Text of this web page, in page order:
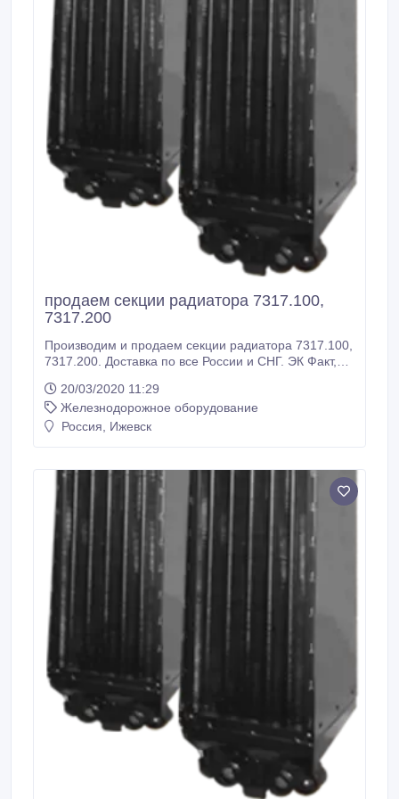
продаем секции радиатора 7317.100,
7317.200
Производим и продаем секции радиатора 7317.100,
7317.200. Доставка по все России и СНГ. ЭК Факт,
918-400 E-mail: info@pkf-fakt.ru.
20/03/2020 11:29
Железнодорожное оборудование
Россия, Ижевск